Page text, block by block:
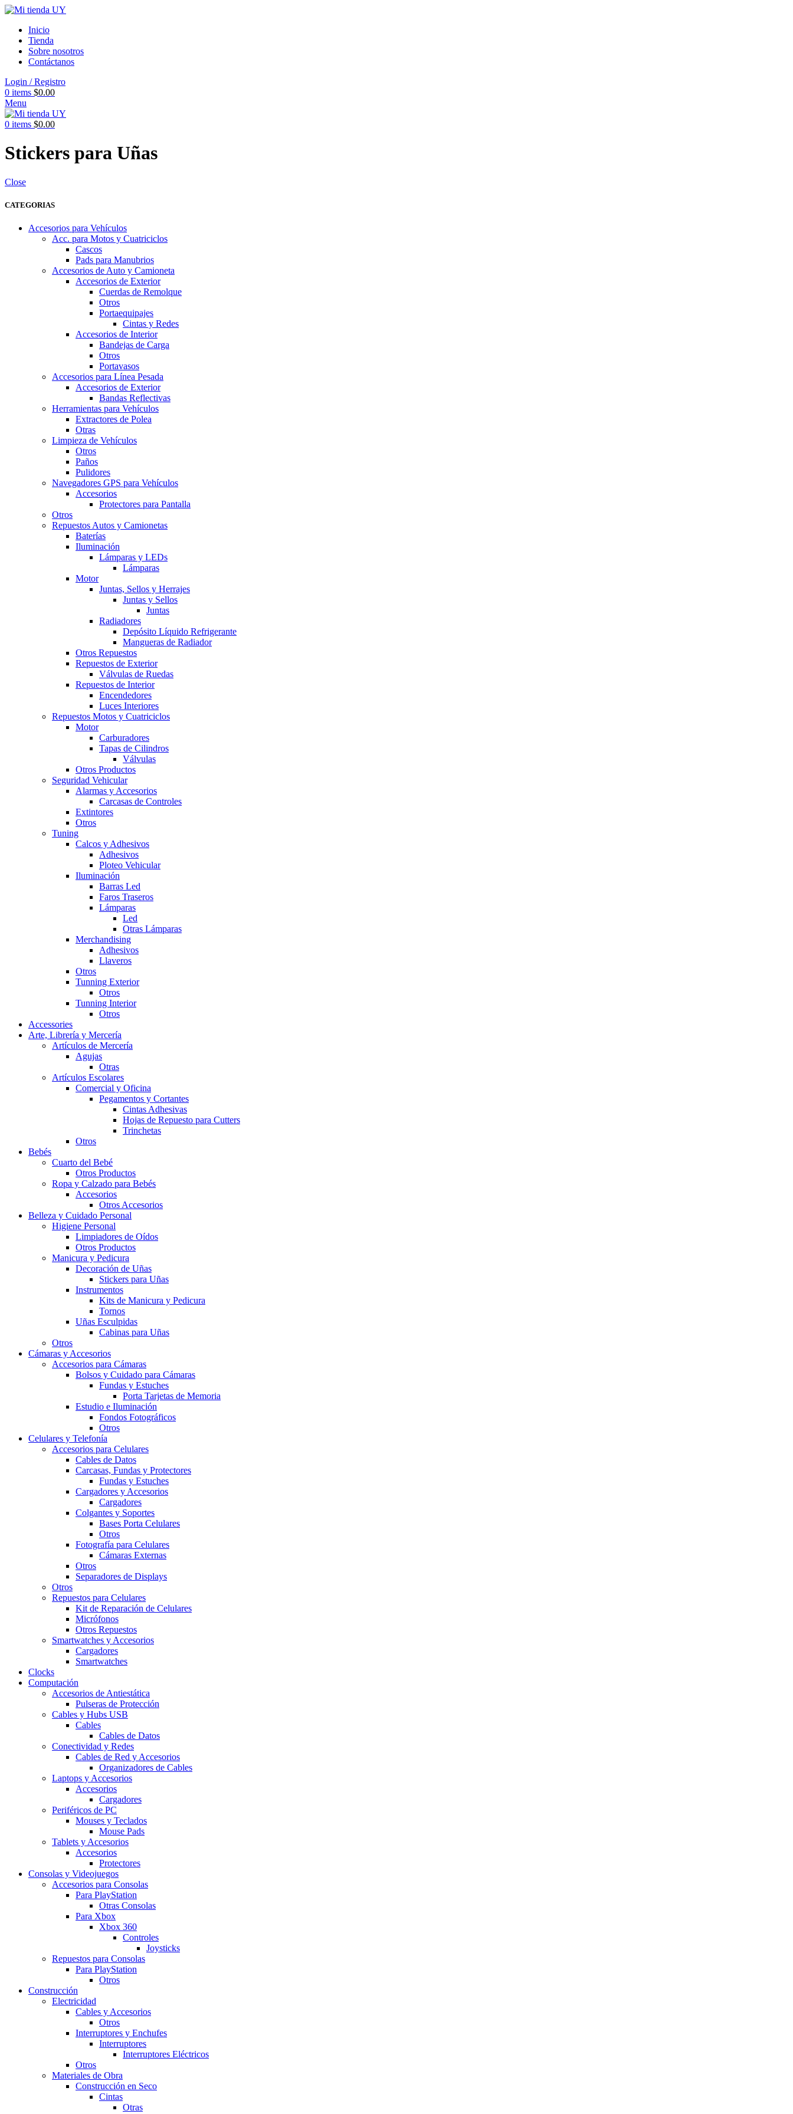
Inicio
Tienda
Sobre nosotros
Contáctanos
Login / Registro
0 items $0.00
Menu
0 items $0.00
Stickers para Uñas
Close
CATEGORIAS
Accesorios para Vehículos
Acc. para Motos y Cuatriciclos
Cascos
Pads para Manubrios
Accesorios de Auto y Camioneta
Accesorios de Exterior
Cuerdas de Remolque
Otros
Portaequipajes
Cintas y Redes
Accesorios de Interior
Bandejas de Carga
Otros
Portavasos
Accesorios para Línea Pesada
Accesorios de Exterior
Bandas Reflectivas
Herramientas para Vehículos
Extractores de Polea
Otras
Limpieza de Vehículos
Otros
Paños
Pulidores
Navegadores GPS para Vehículos
Accesorios
Protectores para Pantalla
Otros
Repuestos Autos y Camionetas
Baterías
Iluminación
Lámparas y LEDs
Lámparas
Motor
Juntas, Sellos y Herrajes
Juntas y Sellos
Juntas
Radiadores
Depósito Líquido Refrigerante
Mangueras de Radiador
Otros Repuestos
Repuestos de Exterior
Válvulas de Ruedas
Repuestos de Interior
Encendedores
Luces Interiores
Repuestos Motos y Cuatriciclos
Motor
Carburadores
Tapas de Cilindros
Válvulas
Otros Productos
Seguridad Vehicular
Alarmas y Accesorios
Carcasas de Controles
Extintores
Otros
Tuning
Calcos y Adhesivos
Adhesivos
Ploteo Vehicular
Iluminación
Barras Led
Faros Traseros
Lámparas
Led
Otras Lámparas
Merchandising
Adhesivos
Llaveros
Otros
Tunning Exterior
Otros
Tunning Interior
Otros
Accessories
Arte, Librería y Mercería
Artículos de Mercería
Agujas
Otras
Artículos Escolares
Comercial y Oficina
Pegamentos y Cortantes
Cintas Adhesivas
Hojas de Repuesto para Cutters
Trinchetas
Otros
Bebés
Cuarto del Bebé
Otros Productos
Ropa y Calzado para Bebés
Accesorios
Otros Accesorios
Belleza y Cuidado Personal
Higiene Personal
Limpiadores de Oídos
Otros Productos
Manicura y Pedicura
Decoración de Uñas
Stickers para Uñas
Instrumentos
Kits de Manicura y Pedicura
Tornos
Uñas Esculpidas
Cabinas para Uñas
Otros
Cámaras y Accesorios
Accesorios para Cámaras
Bolsos y Cuidado para Cámaras
Fundas y Estuches
Porta Tarjetas de Memoria
Estudio e Iluminación
Fondos Fotográficos
Otros
Celulares y Telefonía
Accesorios para Celulares
Cables de Datos
Carcasas, Fundas y Protectores
Fundas y Estuches
Cargadores y Accesorios
Cargadores
Colgantes y Soportes
Bases Porta Celulares
Otros
Fotografía para Celulares
Cámaras Externas
Otros
Separadores de Displays
Otros
Repuestos para Celulares
Kit de Reparación de Celulares
Micrófonos
Otros Repuestos
Smartwatches y Accesorios
Cargadores
Smartwatches
Clocks
Computación
Accesorios de Antiestática
Pulseras de Protección
Cables y Hubs USB
Cables
Cables de Datos
Conectividad y Redes
Cables de Red y Accesorios
Organizadores de Cables
Laptops y Accesorios
Accesorios
Cargadores
Periféricos de PC
Mouses y Teclados
Mouse Pads
Tablets y Accesorios
Accesorios
Protectores
Consolas y Videojuegos
Accesorios para Consolas
Para PlayStation
Otras Consolas
Para Xbox
Xbox 360
Controles
Joysticks
Repuestos para Consolas
Para PlayStation
Otros
Construcción
Electricidad
Cables y Accesorios
Otros
Interruptores y Enchufes
Interruptores
Interruptores Eléctricos
Otros
Materiales de Obra
Construcción en Seco
Cintas
Otras